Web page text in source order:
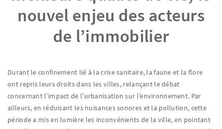
nouvel enjeu des acteurs
de l’immobilier
Durant le confinement lié à la crise sanitaire, la faune et la flore
ont repris leurs droits dans les villes, relançant le débat
concernant l’impact de l’urbanisation sur l’environnement. Par
ailleurs, en réduisant les nuisances sonores et la pollution, cette
période a mis en lumière les inconvénients de la ville, en pointant